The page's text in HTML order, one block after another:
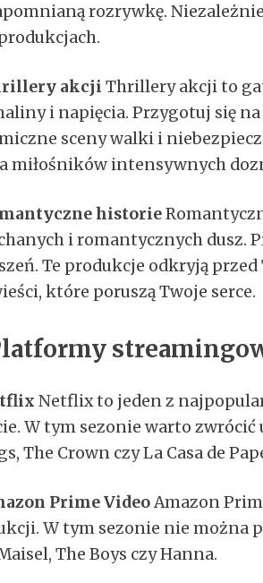
rozrywkę.
akcji Thrillery akcji to
i napięcia. Przygotuj się
sceny walki i
miłośników intensywnych
historie
i romantycznych dusz.
Te produkcje odkryją
które poruszą Twoje serce.
Netflix to jeden z
W tym sezonie warto
The Crown czy La Casa de
Prime VideoAmazon
W tym sezonie nie można
The Boys czy Hanna.